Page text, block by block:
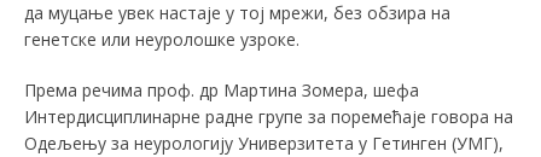
да муцање увек настаје у тој мрежи, без обзира на
генетске или неуролошке узроке.
Према речима проф. др Мартина Зомера, шефа
Интердисциплинарне радне групе за поремећаје говора на
Одељењу за неурологију Универзитета у Гетинген (УМГ),